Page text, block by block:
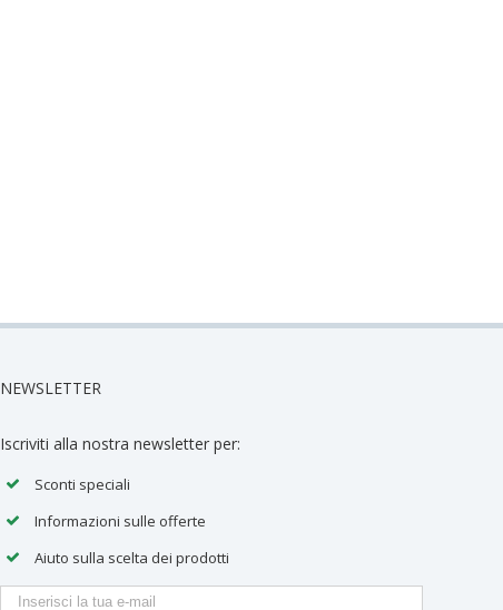
NEWSLETTER
Iscriviti alla nostra newsletter per:
Sconti speciali
Informazioni sulle offerte
Aiuto sulla scelta dei prodotti